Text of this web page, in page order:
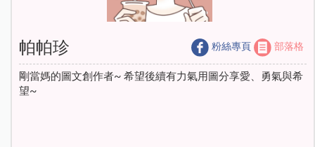
帕帕珍 粉絲專頁 部落格
剛當媽的圖文創作者~ 希望後續有力氣用圖分享愛、勇氣與希
望~